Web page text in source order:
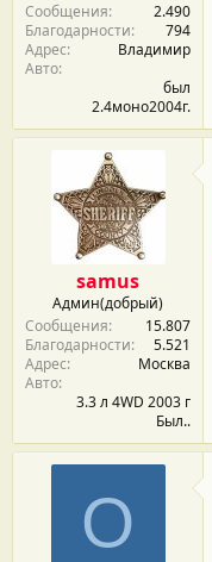
Сообщения
2.490
Благодарности
794
Адрес
Владимир
Авто
был
2.4моно2004г.
samus
Админ(добрый)
Сообщения
15.807
Благодарности
5.521
Адрес
Москва
Авто
3.3 л 4WD 2003 г
Был..
О